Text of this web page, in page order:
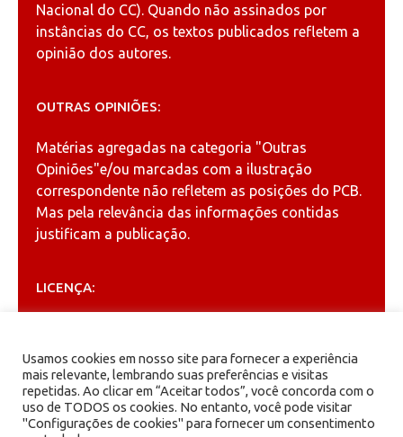
Nacional do CC). Quando não assinados por
instâncias do CC, os textos publicados refletem a
opinião dos autores.
OUTRAS OPINIÕES:
Matérias agregadas na categoria "Outras
Opiniões"e/ou marcadas com a ilustração
correspondente não refletem as posições do PCB.
Mas pela relevância das informações contidas
justificam a publicação.
LICENÇA:
Creative Commons
ARQUIVOS
Usamos cookies em nosso site para fornecer a experiência
mais relevante, lembrando suas preferências e visitas
repetidas. Ao clicar em “Aceitar todos”, você concorda com o
uso de TODOS os cookies. No entanto, você pode visitar
"Configurações de cookies" para fornecer um consentimento